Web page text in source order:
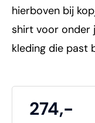
hierboven bij
shirt voor onder
kleding die past
274,-